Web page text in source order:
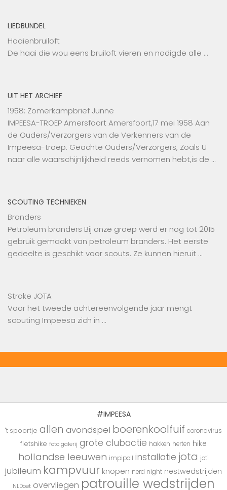
LIEDBUNDEL
Haaienbruiloft
De haai die wou eens bruiloft vieren en nodigde alle …
UIT HET ARCHIEF
1958: Zomerkampbrief Junne
IMPEESA-TROEP Amersfoort Amersfoort,17 mei 1958 Aan
de Ouders/Verzorgers van de Verkenners van de
Impeesa-troep. Geachte Ouders/Verzorgers, Zoals U
naar alle waarschijnlijkheid reeds vernomen hebt,is de …
SCOUTING TECHNIEKEN
Branders
Petroleum branders Bij onze groep werd er nog tot 2015
gebruik gemaakt van petroleum branders. Het eerste
gedeelte is geschikt voor scouts. Ze kunnen hieruit …
Stroke JOTA
Voor het tweede achtereenvolgende jaar mengt
scouting Impeesa zich in …
#IMPEESA
't spoortje allen avondspel boerenkoolfuif coronavirus
fietshike foto galerij grote clubactie hakken herten hike
hollandse leeuwen impipoll installatie jota joti
jubileum kampvuur knopen nerd night nestwedstrijden
NLDoet overvliegen patrouille wedstrijden